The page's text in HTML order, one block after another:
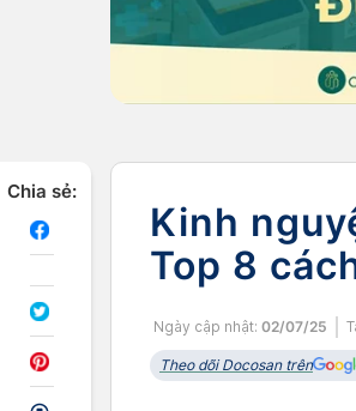
Chia sẻ:
Kinh
Top 8
Ngày cập nhật: 02/07/25
Theo dõi Docosan trên